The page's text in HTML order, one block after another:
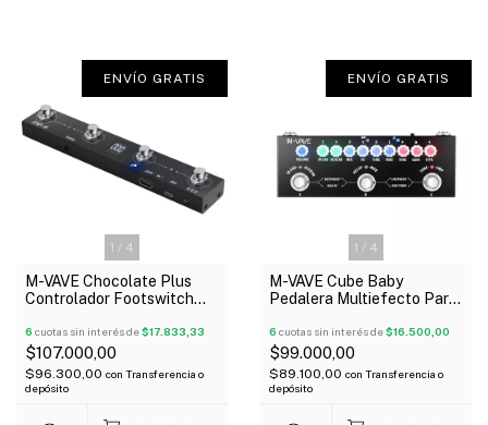
1 / 4
ENVÍO GRATIS
M-VAVE Chocolate Plus
Controlador Footswitch
6 cuotas sin interés de$17.833,33
$107.000,00
$96.300,00 con Transferencia o
depósito
1 / 4
ENVÍO GRATIS
M-VAVE Cube Baby
Pedalera Multiefecto Para
Amps Irs
6 cuotas sin interés de$16.500,00
$99.000,00
$89.100,00 con Transferencia o
depósito